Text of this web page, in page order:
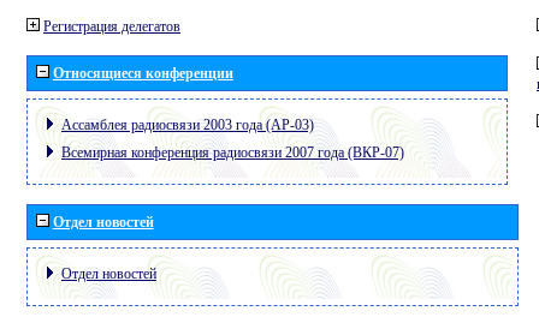
Регистрация делегатов
Относящиеся конференции
Ассамблея радиосвязи 2003 года (АР-03)
Всемирная конференция радиосвязи 2007 года (ВКР-07)
Отдел новостей
Отдел новостей